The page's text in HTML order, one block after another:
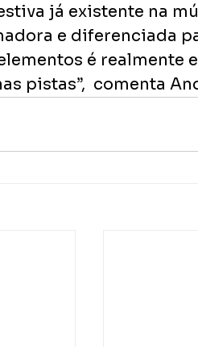
já existente na
e diferenciada
é realmente
pistas”,  comenta